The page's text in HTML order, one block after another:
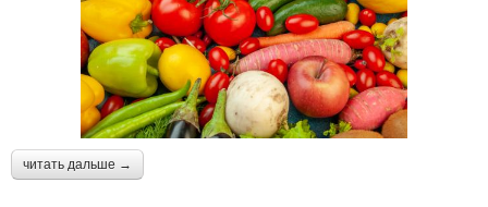
читать дальше →